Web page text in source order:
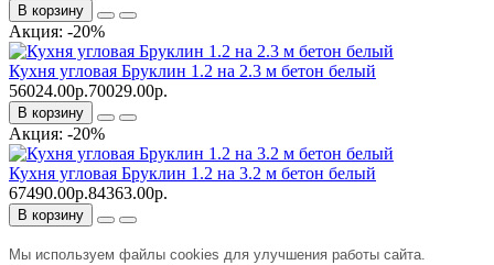
В корзину
Акция: -20%
Кухня угловая Бруклин 1.2 на 2.3 м бетон белый
56024.00р.70029.00р.
В корзину
Акция: -20%
Кухня угловая Бруклин 1.2 на 3.2 м бетон белый
67490.00р.84363.00р.
В корзину
Мы используем файлы cookies для улучшения работы сайта.